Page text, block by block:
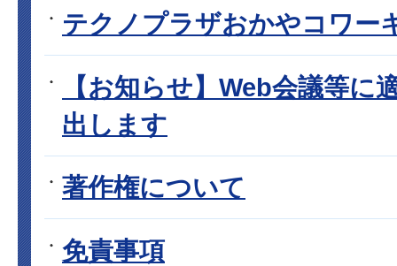
テクノプラザおかやコワー
【お知らせ】Web会議等に
出します
著作権について
免責事項